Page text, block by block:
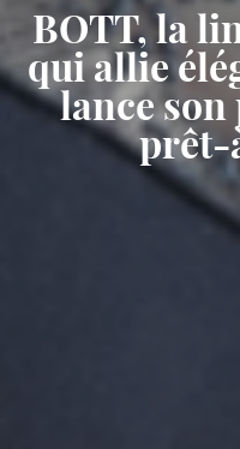
BOTT, la
qui allie
lance
prêt-